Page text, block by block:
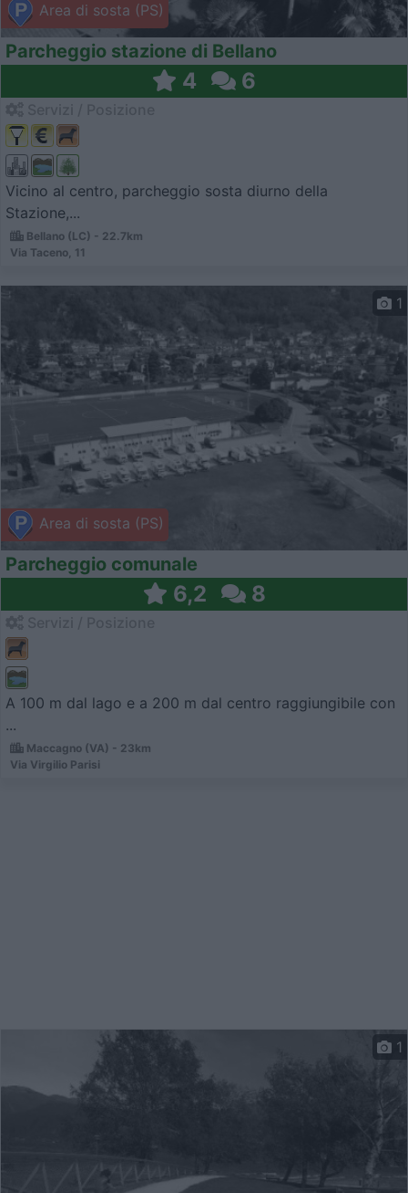
Area di sosta (PS)
Parcheggio stazione di Bellano
4 6
Vicino al centro, parcheggio sosta diurno della
Stazione,...
Bellano (LC) - 22.7km
Via Taceno, 11
Area di sosta (PS)
1
Parcheggio comunale
6,2 8
A 100 m dal lago e a 200 m dal centro raggiungibile con
...
Maccagno (VA) - 23km
Via Virgilio Parisi
1